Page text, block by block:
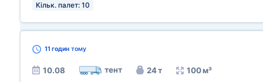
Кільк. палет: 10
11 годин тому
10.08 тент 24 т 100 м³